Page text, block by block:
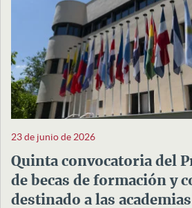
23 de junio de 2026
Quinta convocatoria del
de becas de formación y
destinado a las